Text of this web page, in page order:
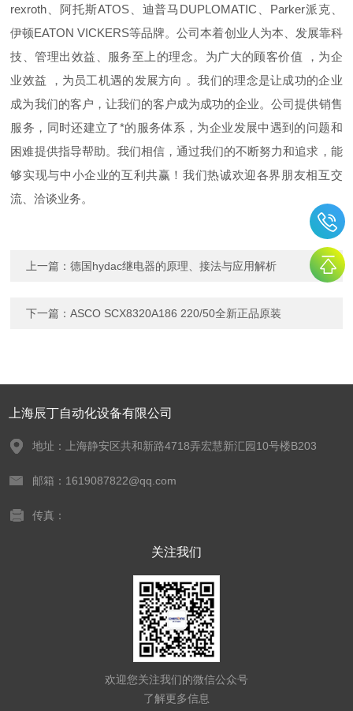
rexroth、阿托斯ATOS、迪普马DUPLOMATIC、Parker派克、
伊顿EATON VICKERS等品牌。公司本着创业人为本、发展靠科
技、管理出效益、服务至上的理念。为广大的顾客价值 ，为企
业效益 ，为员工机遇的发展方向 。我们的理念是让成功的企业
成为我们的客户，让我们的客户成为成功的企业。公司提供销售
服务，同时还建立了*的服务体系，为企业发展中遇到的问题和
困难提供指导帮助。我们相信，通过我们的不断努力和追求，能
够实现与中小企业的互利共赢！我们热诚欢迎各界朋友相互交
流、洽谈业务。
上一篇：德国hydac继电器的原理、接法与应用解析
下一篇：ASCO SCX8320A186 220/50全新正品原装
上海辰丁自动化设备有限公司
地址：上海静安区共和新路4718弄宏慧新汇园10号楼B203
邮箱：1619087822@qq.com
传真：
关注我们
欢迎您关注我们的微信公众号
了解更多信息